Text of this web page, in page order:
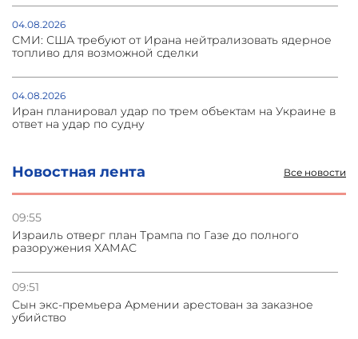
Новостная лента Все новости
09:55
Израиль отверг план Трампа по Газе до полного
разоружения ХАМАС
09:51
Сын экс-премьера Армении арестован за заказное
убийство
04.08.2026
СМИ: США требуют от Ирана нейтрализовать ядерное
топливо для возможной сделки
04.08.2026
Иран планировал удар по трем объектам на Украине в
ответ на удар по судну
04.08.2026
Украина атаковала склады Wildberries в Подмосковье
и под Петербургом
03.08.2026
Стратегия безопасности ОДКБ допускает применение
03.08.2026
Нассим Талеб отказался выступить с лекцией в